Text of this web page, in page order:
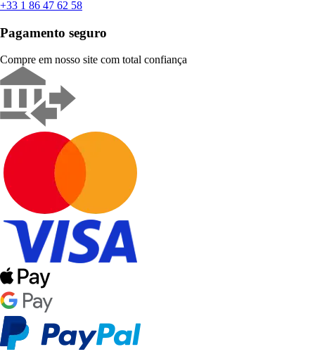
+33 1 86 47 62 58
Pagamento seguro
Compre em nosso site com total confiança